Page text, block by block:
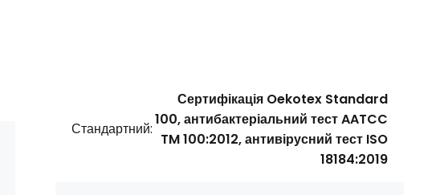
Стандартний:
Сертифікація Oekotex Standard
100, антибактеріальний тест AATCC
TM 100:2012, антивірусний тест ISO
18184:2019